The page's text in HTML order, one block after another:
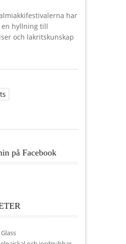
har
hyllning till
och lakritskunskap
på Facebook